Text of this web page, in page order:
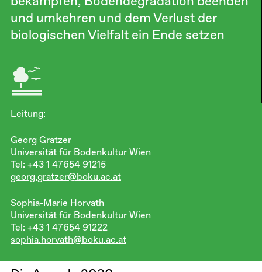
und umkehren und dem Verlust der
biologischen Vielfalt ein Ende setzen
Leitung:
Georg Gratzer
Universität für Bodenkultur Wien
Tel: +43 1 47654 91215
georg.gratzer@boku.ac.at
Sophia-Marie Horvath
Universität für Bodenkultur Wien
Tel: +43 1 47654 91222
sophia.horvath@boku.ac.at